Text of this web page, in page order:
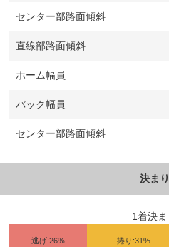
センター部路面傾斜
直線部路面傾斜
ホーム幅員
バック幅員
センター部路面傾斜
決ま
1着決
逃げ:26% 捲り:31%